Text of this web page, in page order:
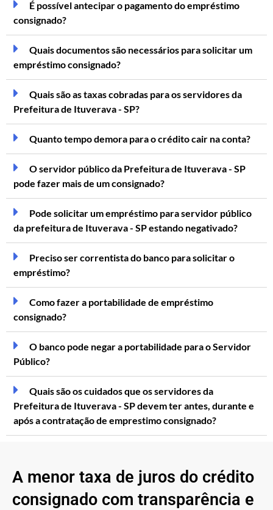
É possível antecipar o pagamento do empréstimo
consignado?
Quais documentos são necessários para solicitar um
empréstimo consignado?
Quais são as taxas cobradas para os servidores da
Prefeitura de Ituverava - SP?
Quanto tempo demora para o crédito cair na conta?
O servidor público da Prefeitura de Ituverava - SP
pode fazer mais de um consignado?
Pode solicitar um empréstimo para servidor público
da prefeitura de Ituverava - SP estando negativado?
Preciso ser correntista do banco para solicitar o
empréstimo?
Como fazer a portabilidade de empréstimo
consignado?
O banco pode negar a portabilidade para o Servidor
Público?
Quais são os cuidados que os servidores da
Prefeitura de Ituverava - SP devem ter antes, durante e
após a contratação de emprestimo consignado?
A menor taxa de juros do crédito
consignado com transparência e